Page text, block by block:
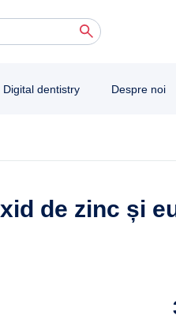
and down arrows to review and
Digital dentistry Despre noi
de zinc și